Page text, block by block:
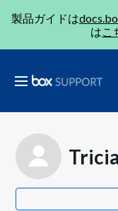
製品ガイドは
はこ